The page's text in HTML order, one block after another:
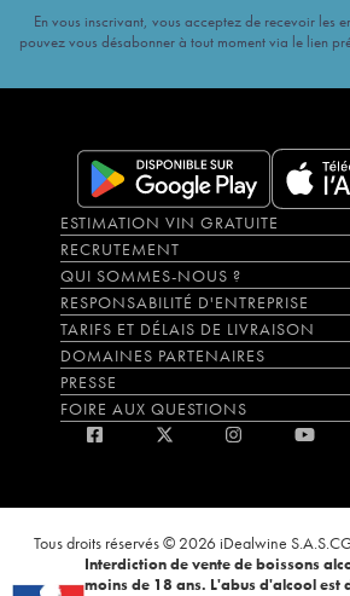
En vous inscrivant, vous acceptez de recevoir les
pouvez vous désabonner à tout moment via le lien
ESTIMATION VIN GRATUITE
RECRUTEMENT
QUI SOMMES-NOUS ?
RESPONSABILITÉ D'ENTREPRISE
TARIFS ET DÉLAIS DE LIVRAISON
DOMAINES PARTENAIRES
PRESSE
FOIRE AUX QUESTIONS
Tous droits réservés © 2026 iDealwine S.A.S.
Interdiction de vente de boissons
moins de 18 ans. L'abus d'alcool est